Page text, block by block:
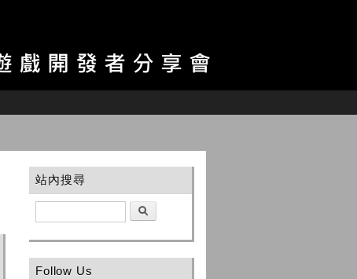
站內搜尋
Follow Us